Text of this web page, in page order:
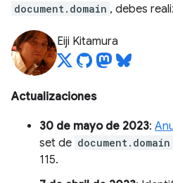
document.domain , debes
Eiji Kitamura
Actualizaciones
30 de mayo de 2023:
set de document.domain
115.